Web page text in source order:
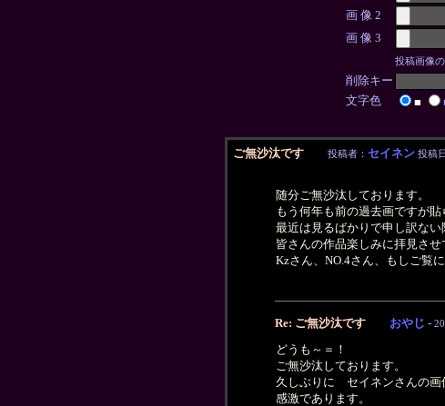
画 像 2
画 像 3
投稿画像
削除キー
文字色 ■
ご無沙汰です 投稿者： セイネン 投稿
随分ご無沙汰しております。
もう何年も前の過去画ですが貼
最近は見るばかりで申し訳ない
皆さんの作品楽しみに拝見さ
Kzさん、NO.4さん、もしご覧
Re: ご無沙汰です おやじ -
どうも～＝！
ご無沙汰しております。
久しぶりに セイネンさんの画
感激であります。